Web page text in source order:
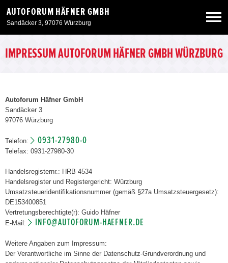
AUTOFORUM HÄFNER GMBH
Sandäcker 3, 97076 Würzburg
Neuwagen
Angebote
Service & Zubehör
Unser Autohaus
IMPRESSUM AUTOFORUM HÄFNER GMBH WÜRZBURG
Autoforum Häfner GmbH
Sandäcker 3
97076 Würzburg
Telefon: 0931-27980-0
Telefax: 0931-27980-30
Handelsregisternr.: HRB 4534
Handelsregister und Registergericht: Würzburg
Umsatzsteueridentifikationsnummer (gemäß §27a Umsatzsteuergesetz):
DE153400851
Vertretungsberechtigte(r): Guido Häfner
E-Mail:
INFO@AUTOFORUM-HAEFNER.DE
Weitere Angaben zum Impressum:
Der Verantwortliche im Sinne der Datenschutz-Grundverordnung und